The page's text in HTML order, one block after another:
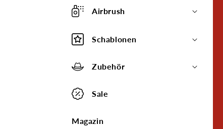
Airbrush
Schablonen
Zubehör
Sale
Magazin